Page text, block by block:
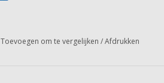
Toevoegen om te vergelijken /Afdrukken